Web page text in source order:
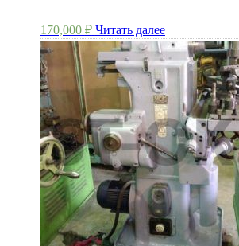
170,000 ₽ Читать далее